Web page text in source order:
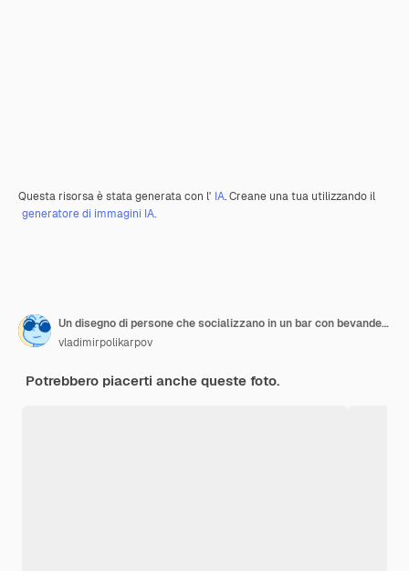
Questa risorsa è stata generata con l' IA. Creane una tua utilizzando il
generatore di immagini IA.
Un disegno di persone che socializzano in un bar con bevande e conversazioni
vladimirpolikarpov
Potrebbero piacerti anche queste foto.